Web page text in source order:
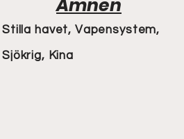
Ämnen
Stilla havet, Vapensystem,
Sjökrig, Kina